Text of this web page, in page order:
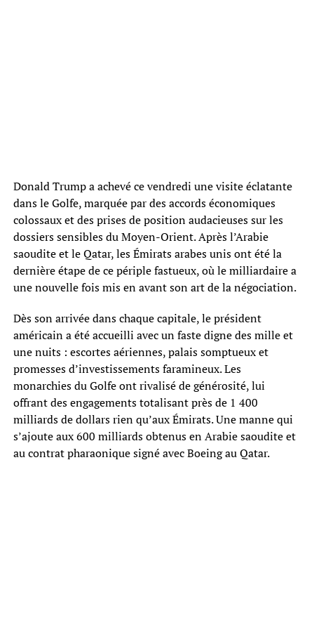
Donald Trump a achevé ce vendredi une visite éclatante
dans le Golfe, marquée par des accords économiques
colossaux et des prises de position audacieuses sur les
dossiers sensibles du Moyen-Orient. Après l’Arabie
saoudite et le Qatar, les Émirats arabes unis ont été la
dernière étape de ce périple fastueux, où le milliardaire a
une nouvelle fois mis en avant son art de la négociation.
Dès son arrivée dans chaque capitale, le président
américain a été accueilli avec un faste digne des mille et
une nuits : escortes aériennes, palais somptueux et
promesses d’investissements faramineux. Les
monarchies du Golfe ont rivalisé de générosité, lui
offrant des engagements totalisant près de 1 400
milliards de dollars rien qu’aux Émirats. Une manne qui
s’ajoute aux 600 milliards obtenus en Arabie saoudite et
au contrat pharaonique signé avec Boeing au Qatar.